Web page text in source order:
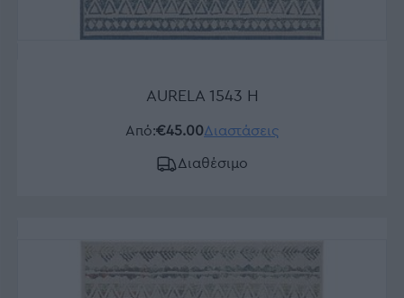
AURELA 1543 H
Από:€45.00Διαστάσεις
Διαθέσιμο